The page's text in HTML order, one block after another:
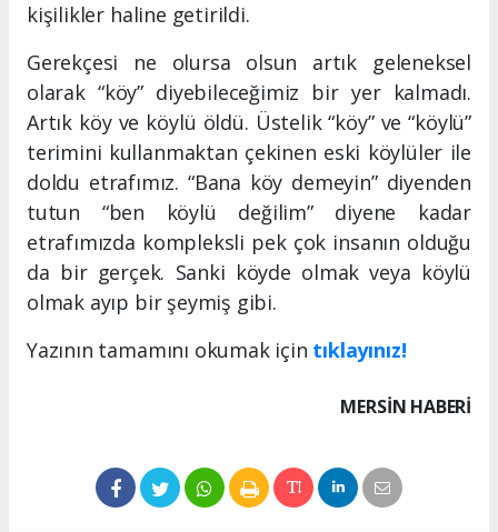
kişilikler haline getirildi.
Gerekçesi ne olursa olsun artık geleneksel
olarak “köy” diyebileceğimiz bir yer kalmadı.
Artık köy ve köylü öldü. Üstelik “köy” ve “köylü”
terimini kullanmaktan çekinen eski köylüler ile
doldu etrafımız. “Bana köy demeyin” diyenden
tutun “ben köylü değilim” diyene kadar
etrafımızda kompleksli pek çok insanın olduğu
da bir gerçek. Sanki köyde olmak veya köylü
olmak ayıp bir şeymiş gibi.
Yazının tamamını okumak için tıklayınız!
MERSIN HABERİ